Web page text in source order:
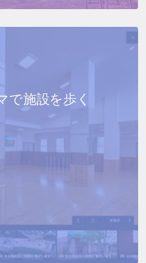
で施設を歩く